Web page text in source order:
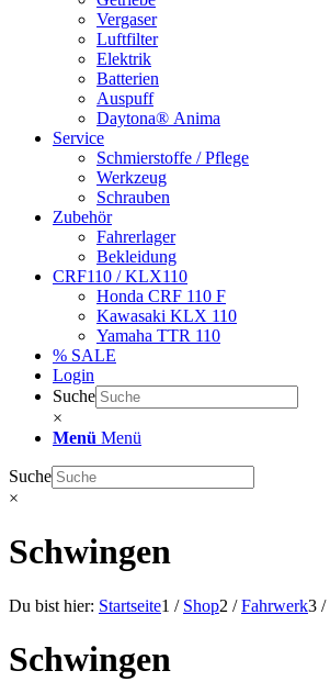
Vergaser
Luftfilter
Elektrik
Batterien
Auspuff
Daytona® Anima
Service
Schmierstoffe / Pflege
Werkzeug
Schrauben
Zubehör
Fahrerlager
Bekleidung
CRF110 / KLX110
Honda CRF 110 F
Kawasaki KLX 110
Yamaha TTR 110
% SALE
Login
Suche
×
Menü Menü
Suche
×
Schwingen
Du bist hier: Startseite1 / Shop2 / Fahrwerk3 /
Schwingen